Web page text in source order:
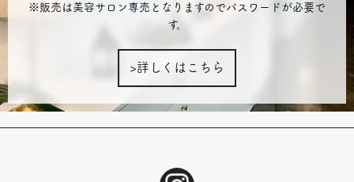
※販売は美容サロン専売となりますのでパスワードが必要で
す。
>詳しくはこちら